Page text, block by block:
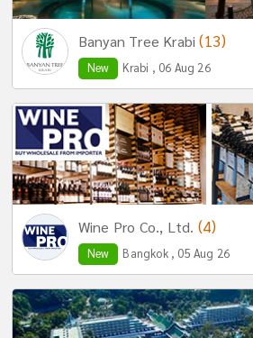
Banyan Tree Krabi(13)
New Krabi , 06 Aug 26
Wine Pro Co., Ltd. (4)
New Bangkok , 05 Aug 26